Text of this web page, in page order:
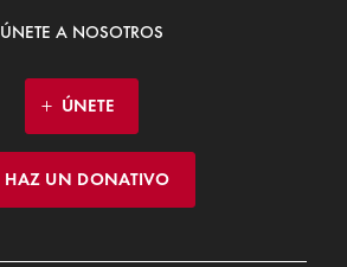
ÚNETE A NOSOTROS
ÚNETE
HAZ UN DONATIVO